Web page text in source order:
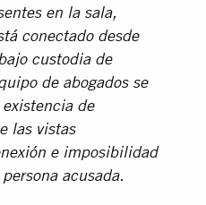
en la sala,
conectado desde
custodia de
de abogados se
de
las vistas
e imposibilidad
acusada.